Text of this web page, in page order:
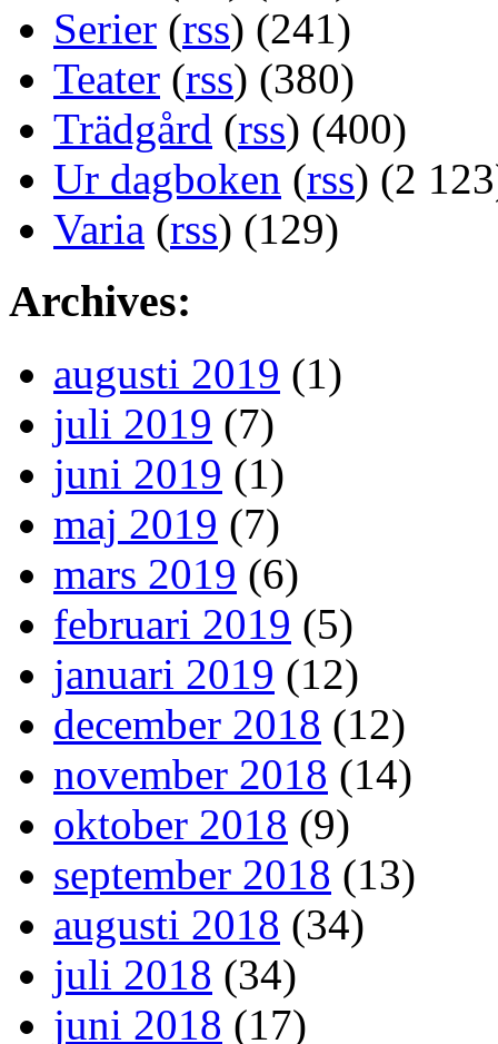
Serier (rss) (241)
Teater (rss) (380)
Trädgård (rss) (400)
Ur dagboken (rss) (2
Varia (rss) (129)
Archives:
augusti 2019 (1)
juli 2019 (7)
juni 2019 (1)
maj 2019 (7)
mars 2019 (6)
februari 2019 (5)
januari 2019 (12)
december 2018 (12)
november 2018 (14)
oktober 2018 (9)
september 2018 (13)
augusti 2018 (34)
juli 2018 (34)
juni 2018 (17)